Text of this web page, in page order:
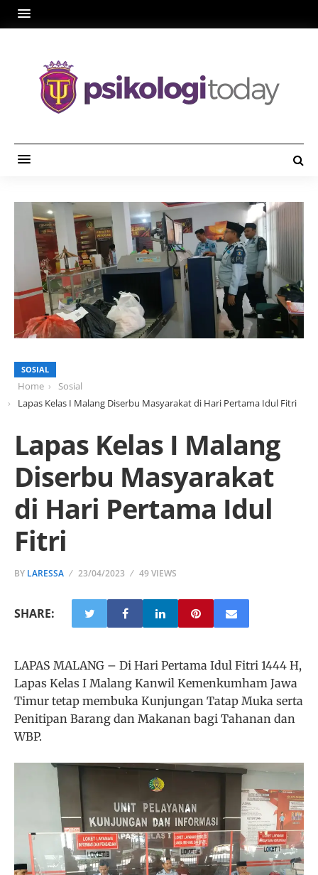
SOSIAL
Home
Sosial
Lapas Kelas I Malang Diserbu Masyarakat di Hari Pertama Idul Fitri
Lapas Kelas I Malang
Diserbu Masyarakat
di Hari Pertama Idul
Fitri
BY LARESSA 23/04/2023 49 VIEWS
SHARE:
LAPAS MALANG – Di Hari Pertama Idul Fitri 1444 H,
Lapas Kelas I Malang Kanwil Kemenkumham Jawa
Timur tetap membuka Kunjungan Tatap Muka serta
Penitipan Barang dan Makanan bagi Tahanan dan
WBP.